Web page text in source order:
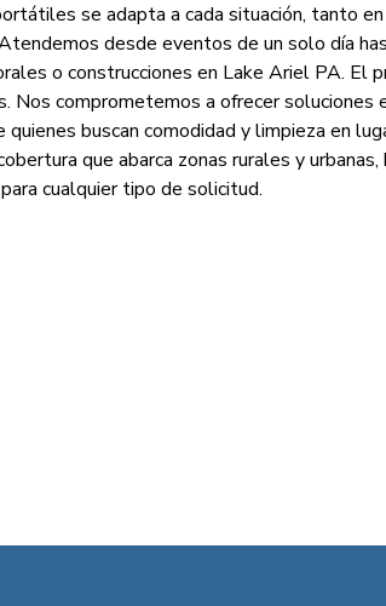
se adapta a cada situación, tanto en
desde eventos de un solo día
o construcciones en Lake Ariel PA. El
Nos comprometemos a ofrecer soluciones
buscan comodidad y limpieza en
que abarca zonas rurales y urbanas,
cualquier tipo de solicitud.